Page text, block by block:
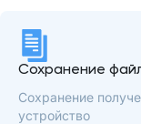
Сохранение
Сохранение
устройство